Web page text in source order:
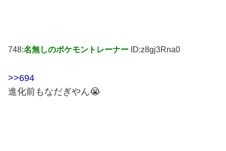
748:名無しのポケモントレーナー ID:z8gj3Rna0
>>694
進化前もなだぎやん😭